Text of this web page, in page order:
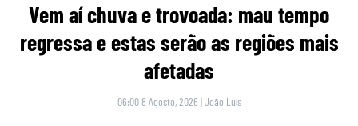
Vem aí chuva e trovoada: mau tempo
regressa e estas serão as regiões mais
afetadas
06:00 8 Agosto, 2026 |João Luís